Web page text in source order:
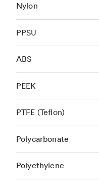
Nylon
PPSU
ABS
PEEK
PTFE (Teflon)
Polycarbonate
Polyethylene